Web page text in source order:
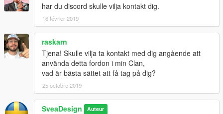
har du discord skulle vilja kontakt dig.
16 février 2019
raskarn
Tjena! Skulle vilja ta kontakt med dig angående att
använda detta fordon i min Clan,
vad är bästa sättet att få tag på dig?
25 octobre 2019
SveaDesign Auteur